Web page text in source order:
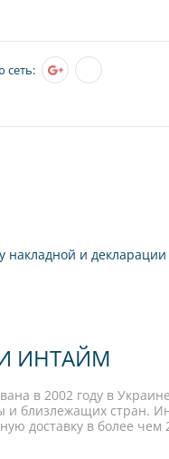
сеть:
накладной и декларации
ИНТАЙМ
в 2002 году в
близлежащих стран.
доставку в более